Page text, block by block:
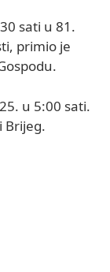
sati u 81.
primio je
u 5:00 sati.
Brijeg.